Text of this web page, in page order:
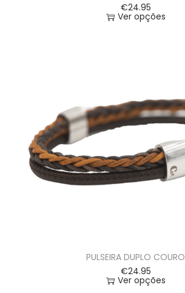
€24.95
Ver opções
PULSEIRA DUPLO COURO
€24.95
Ver opções